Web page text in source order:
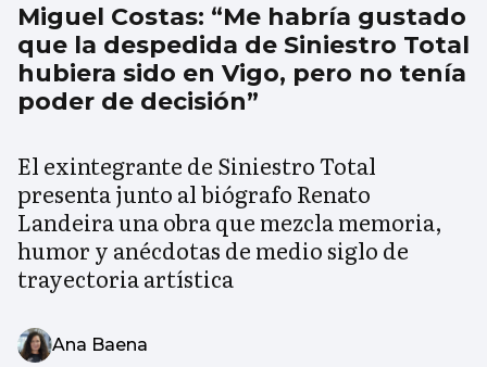
Miguel Costas: “Me habría gustado
que la despedida de Siniestro Total
hubiera sido en Vigo, pero no tenía
poder de decisión”
El exintegrante de Siniestro Total
presenta junto al biógrafo Renato
Landeira una obra que mezcla memoria,
humor y anécdotas de medio siglo de
trayectoria artística
Ana Baena